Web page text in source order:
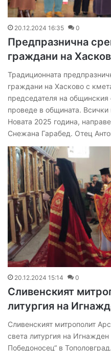
20.12.2024 16:35 0
Предпразнична
граждани на
Традиционната
граждани на Хасково с
председателя на
проведе в общината. Всички
Новата 2025 година,
Снежана Гарабед. Отец
20.12.2024 15:14 0
Сливенският
литургия на
Сливенският митрополит
света литургия на
Победоносец“ в